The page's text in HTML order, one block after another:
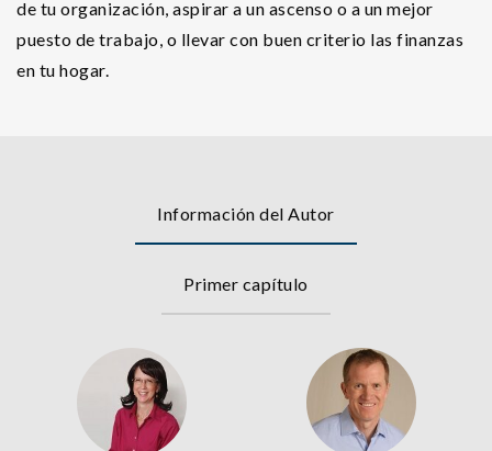
de tu organización, aspirar a un ascenso o a un mejor
puesto de trabajo, o llevar con buen criterio las finanzas
en tu hogar.
Información del Autor
Primer capítulo